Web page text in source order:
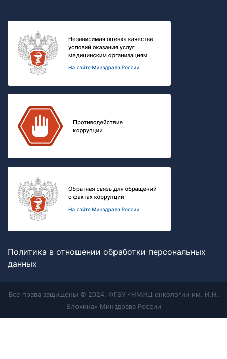
Политика в отношении обработки персональных
данных
Все права защищены © 2024, ФГБУ «НМИЦ онкологии им. Н.Н.
Блохина» Минздрава России